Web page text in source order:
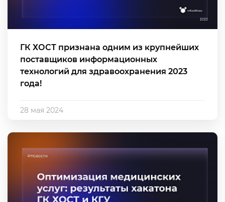
ГК ХОСТ признана одним из крупнейших
поставщиков информационных
технологий для здравоохранения 2023
года!
28 мая 2024